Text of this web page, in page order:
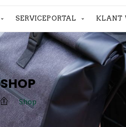
SERVICEPORTAL KLANT
SHOP
Shop